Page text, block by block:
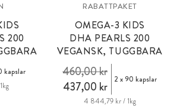
200
kapslar
RABATTPAKET
OMEGA-3 KIDS
DHA PEARLS 200
VEGANSK, TUGGBARA
437,00 kr
460,00 kr 2 x 90 kapslar
4 844,79 kr / 1kg